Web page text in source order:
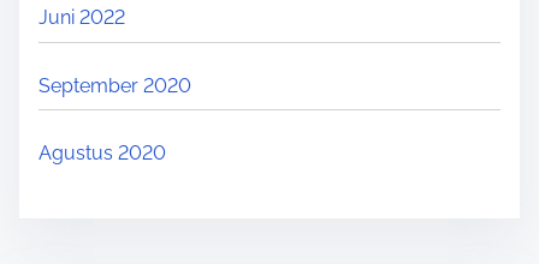
Juni 2022
September 2020
Agustus 2020